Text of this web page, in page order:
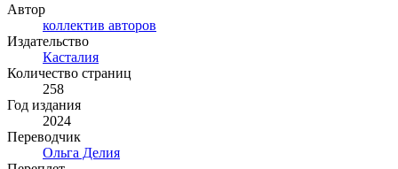
Автор
коллектив авторов
Издательство
Касталия
Количество страниц
258
Год издания
2024
Переводчик
Ольга Делия